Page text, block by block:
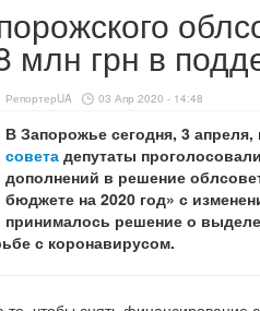
млн грн в
РепортерUA 03 Апр 2020 - 14:48
В Запорожье сегодня, 3
совета депутаты
дополнений в решение
бюджете на 2020 год» с
принималось решение о
с коронавирусом.